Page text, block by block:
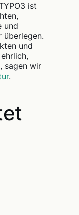
ist
und
überlegen.
und
sagen wir
.